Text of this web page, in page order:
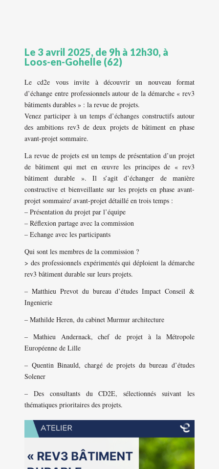
Le 3 avril 2025, de 9h à 12h30, à
Loos-en-Gohelle (62)
Le cd2e vous invite à découvrir un nouveau format
d’échange entre professionnels autour de la démarche « rev3
bâtiments durables » : la revue de projets.
Venez participer à un temps d’échanges constructifs autour
des ambitions rev3 de deux projets de bâtiment en phase
avant-projet sommaire.
La revue de projets est un temps de présentation d’un projet
de bâtiment qui met en œuvre les principes de « rev3
bâtiment durable ». Il s’agit d’échanger de manière
constructive et bienveillante sur les projets en phase avant-
projet sommaire/ avant-projet détaillé en trois temps :
– Présentation du projet par l’équipe
– Réflexion partage avec la commission
– Echange avec les participants
Qui sont les membres de la commission ?
> des professionnels expérimentés qui déploient la démarche
rev3 bâtiment durable sur leurs projets.
– Matthieu Prevot du bureau d’études Impact Conseil &
Ingenierie
– Mathilde Heren, du cabinet Murmur architecture
– Mathieu Andernack, chef de projet à la Métropole
Européenne de Lille
– Quentin Binauld, chargé de projets du bureau d’études
Solener
– Des consultants du CD2E, sélectionnés suivant les
thématiques prioritaires des projets.